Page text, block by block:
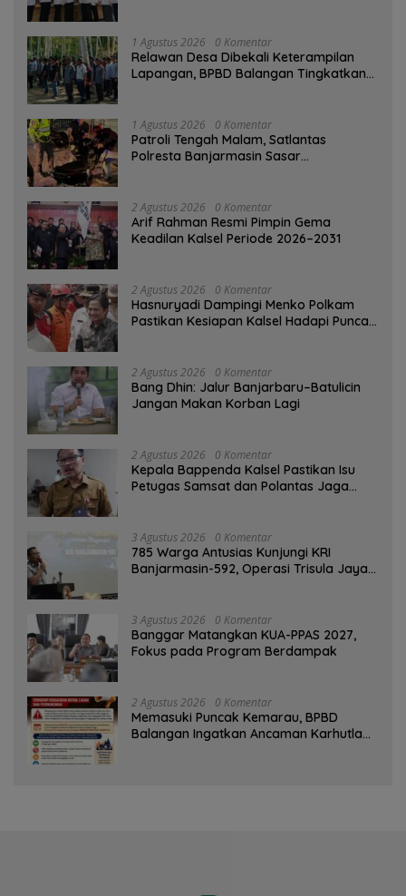
1 Agustus 2026 0 Komentar
Relawan Desa Dibekali Keterampilan
Lapangan, BPBD Balangan Tingkatkan
1 Agustus 2026 0 Komentar
Patroli Tengah Malam, Satlantas
Polresta Banjarmasin Sasar
2 Agustus 2026 0 Komentar
Arif Rahman Resmi Pimpin Gema
Keadilan Kalsel Periode 2026–2031
2 Agustus 2026 0 Komentar
Hasnuryadi Dampingi Menko Polkam
Pastikan Kesiapan Kalsel Hadapi Puncak
2 Agustus 2026 0 Komentar
Bang Dhin: Jalur Banjarbaru–Batulicin
Jangan Makan Korban Lagi
2 Agustus 2026 0 Komentar
Kepala Bappenda Kalsel Pastikan Isu
Petugas Samsat dan Polantas Jaga
3 Agustus 2026 0 Komentar
785 Warga Antusias Kunjungi KRI
Banjarmasin-592, Operasi Trisula Jaya
3 Agustus 2026 0 Komentar
‎Banggar Matangkan KUA-PPAS 2027,
Fokus pada Program Berdampak
2 Agustus 2026 0 Komentar
Memasuki Puncak Kemarau, BPBD
Balangan Ingatkan Ancaman Karhutla